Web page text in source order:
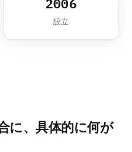
2006
設立
に、具体的に何が